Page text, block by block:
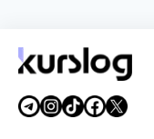
3 серпня 2026 р.5 хв